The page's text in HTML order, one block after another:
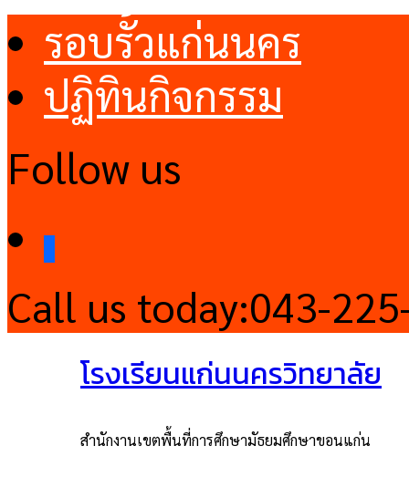
รอบรั้วแก่นนคร
ปฏิทินกิจกรรม
Follow us
Call us today:043-
โรงเรียนแก่นนครวิทยาลัย
สำนักงานเขตพื้นที่การศึกษามัธยมศึกษาขอนแก่น